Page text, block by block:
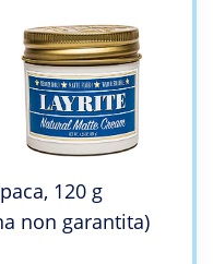
120 g
non garantita)